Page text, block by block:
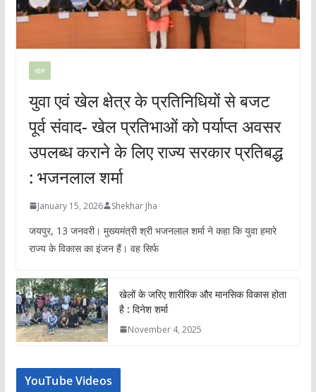
खेल
युवा एवं खेल क्षेत्र के प्रतिनिधियों से बजट
पूर्व संवाद- खेल प्रतिभाओं को पर्याप्त अवसर
उपलब्ध कराने के लिए राज्य सरकार प्रतिबद्ध
: भजनलाल शर्मा
January 15, 2026 Shekhar Jha
जयपुर, 13 जनवरी। मुख्यमंत्री श्री भजनलाल शर्मा ने कहा कि युवा हमारे
राज्य के विकास का इंजन हैं। वह सिर्फ
खेलों के जरिए शारीरिक और मानसिक विकास होता
है : दिनेश शर्मा
November 4, 2025
YouTube Videos